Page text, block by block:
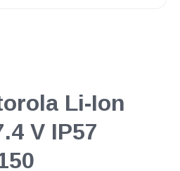
Li-Ion
V IP57